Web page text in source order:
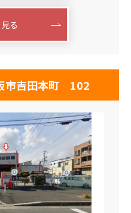
る
市吉田本町 102